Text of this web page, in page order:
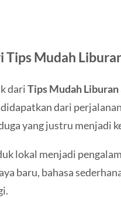
Tips Mudah
dariTips Mudah Liburan
dari
yang justru menjadi
lokal menjadi
baru, bahasa